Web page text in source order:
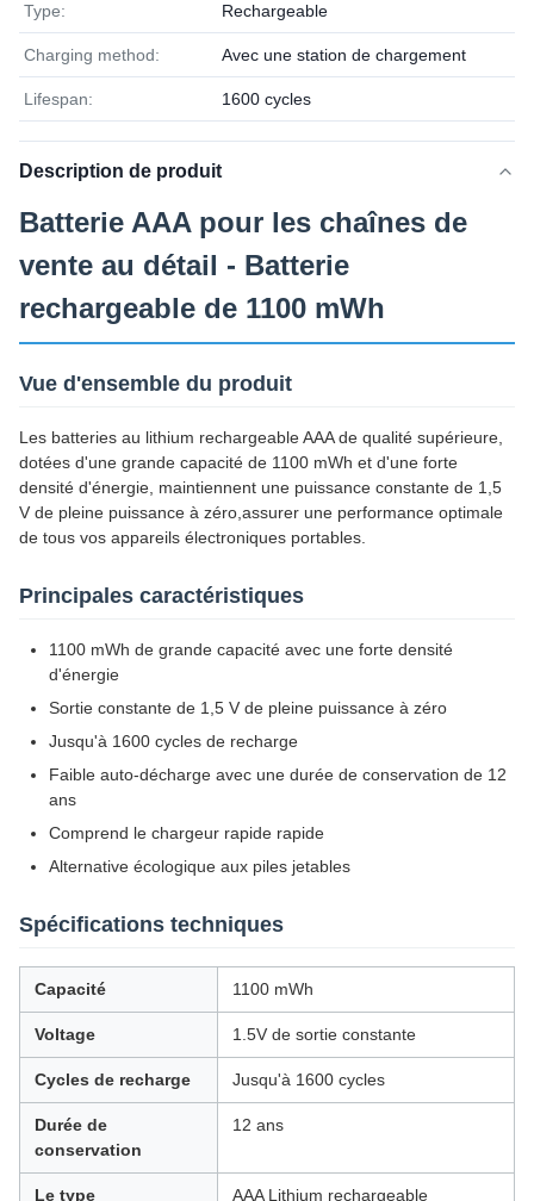
Type: Rechargeable
Charging method: Avec une station de chargement
Lifespan: 1600 cycles
Description de produit
Batterie AAA pour les chaînes de
vente au détail - Batterie
rechargeable de 1100 mWh
Vue d'ensemble du produit
Les batteries au lithium rechargeable AAA de qualité supérieure,
dotées d'une grande capacité de 1100 mWh et d'une forte
densité d'énergie, maintiennent une puissance constante de 1,5
V de pleine puissance à zéro,assurer une performance optimale
de tous vos appareils électroniques portables.
Principales caractéristiques
1100 mWh de grande capacité avec une forte densité
d'énergie
Sortie constante de 1,5 V de pleine puissance à zéro
Jusqu'à 1600 cycles de recharge
Faible auto-décharge avec une durée de conservation de 12
ans
Comprend le chargeur rapide rapide
Alternative écologique aux piles jetables
Spécifications techniques
Capacité 1100 mWh
Voltage 1.5V de sortie constante
Cycles de recharge Jusqu'à 1600 cycles
Durée de
conservation
12 ans
Le type AAA Lithium rechargeable